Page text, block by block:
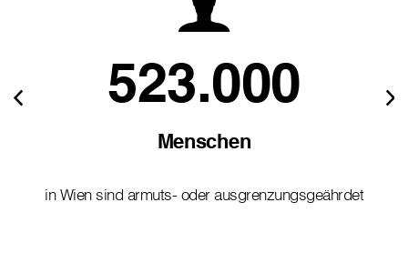
523.000
Menschen
in Wien sind armuts- oder ausgrenzungsgeährdet